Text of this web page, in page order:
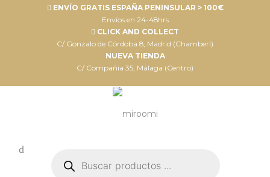
ENVÍO GRATIS ESPAÑA PENINSULAR > 100€
Envíos en 24-48hrs
CLICK AND COLLECT
C/ Gonzalo de Córdoba 8, Madrid (Chamberí)
NUEVA TIENDA
C/ Compañia 35, Málaga (Centro)
productos